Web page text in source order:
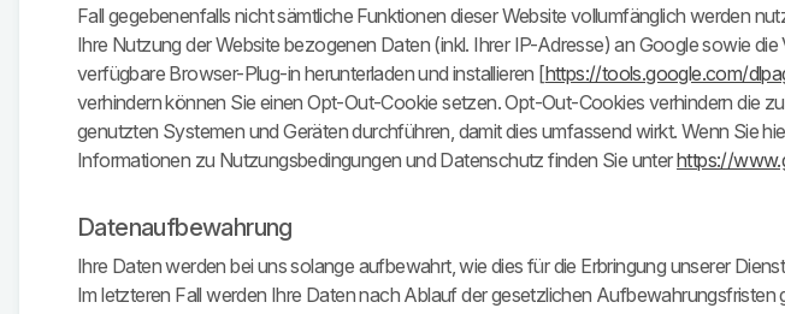
Fall gegebenenfalls nicht sämtliche Funktionen dieser Website vollumfänglich werden
Ihre Nutzung der Website bezogenen Daten (inkl. Ihrer IP-Adresse) an Google sowie
verfügbare Browser-Plug-in herunterladen und installieren [https://tools.google.com/
verhindern können Sie einen Opt-Out-Cookie setzen. Opt-Out-Cookies verhindern die
genutzten Systemen und Geräten durchführen, damit dies umfassend wirkt. Wenn Sie
Informationen zu Nutzungsbedingungen und Datenschutz finden Sie unterhttps://
Datenaufbewahrung
Ihre Daten werden bei uns solange aufbewahrt, wie dies für die Erbringung unserer
Im letzteren Fall werden Ihre Daten nach Ablauf der gesetzlichen Aufbewahrungsfristen